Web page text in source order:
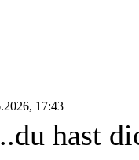
17:43
hast